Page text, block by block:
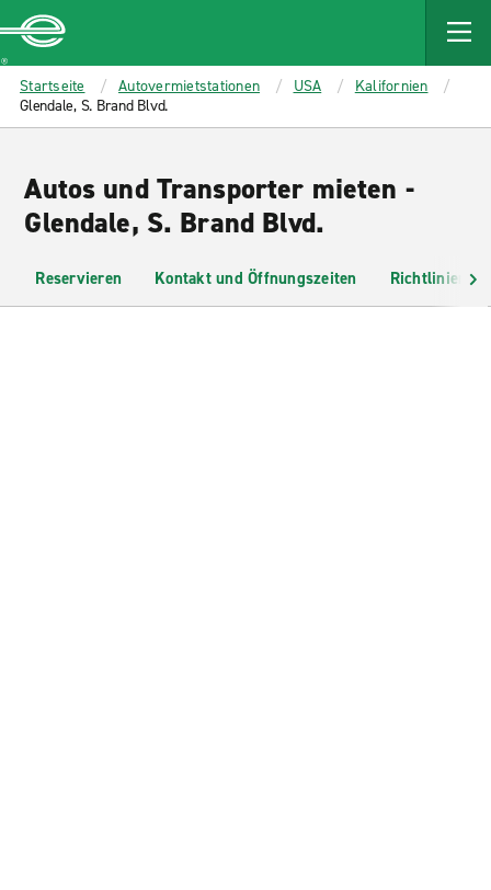
MAIN
CONTENT
Enterprise
Startseite Autovermietstationen USA
Kalifornien
Glendale, S. Brand Blvd.
Autos und Transporter mieten -
Glendale, S. Brand Blvd.
Reservieren Kontakt und Öffnungszeiten Richtlinien